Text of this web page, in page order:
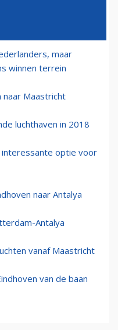
deze zomer
maar
winnen terrein
naar Maastricht
luchthaven in 2018
interessante optie voor
naar Antalya
Antalya
vanaf Maastricht
van de baan